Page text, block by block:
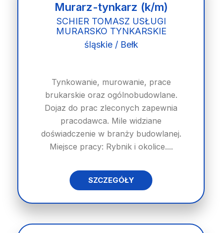
Murarz-tynkarz (k/m)
SCHIER TOMASZ USŁUGI
MURARSKO TYNKARSKIE
śląskie / Bełk
Tynkowanie, murowanie, prace
brukarskie oraz ogólnobudowlane.
Dojaz do prac zleconych zapewnia
pracodawca. Mile widziane
doświadczenie w branży budowlanej.
Miejsce pracy: Rybnik i okolice....
SZCZEGÓŁY